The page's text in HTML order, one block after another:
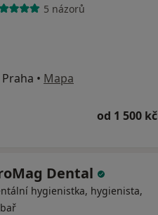
5 názorů
• Mapa
od 1 500 kč
Dental
hygienistka, hygienista,